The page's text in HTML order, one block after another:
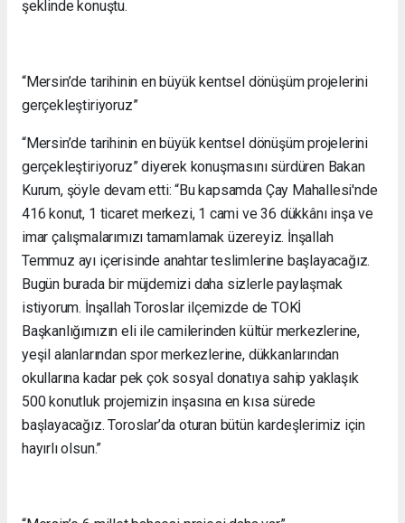
şeklinde konuştu.
“Mersin’de tarihinin en büyük kentsel dönüşüm projelerini
gerçekleştiriyoruz”
“Mersin’de tarihinin en büyük kentsel dönüşüm projelerini
gerçekleştiriyoruz” diyerek konuşmasını sürdüren Bakan
Kurum, şöyle devam etti: “Bu kapsamda Çay Mahallesi'nde
416 konut, 1 ticaret merkezi, 1 cami ve 36 dükkânı inşa ve
imar çalışmalarımızı tamamlamak üzereyiz. İnşallah
Temmuz ayı içerisinde anahtar teslimlerine başlayacağız.
Bugün burada bir müjdemizi daha sizlerle paylaşmak
istiyorum. İnşallah Toroslar ilçemizde de TOKİ
Başkanlığımızın eli ile camilerinden kültür merkezlerine,
yeşil alanlarından spor merkezlerine, dükkanlarından
okullarına kadar pek çok sosyal donatıya sahip yaklaşık
500 konutluk projemizin inşasına en kısa sürede
başlayacağız. Toroslar’da oturan bütün kardeşlerimiz için
hayırlı olsun.”